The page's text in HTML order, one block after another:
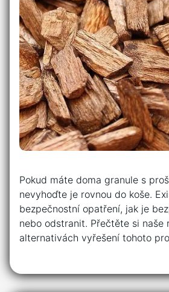
Pokud máte doma granule s
nevyhoďte je rovnou do koše.
bezpečnostní opatření, jak je
nebo odstranit. Přečtěte si naše
alternativách vyřešení tohoto